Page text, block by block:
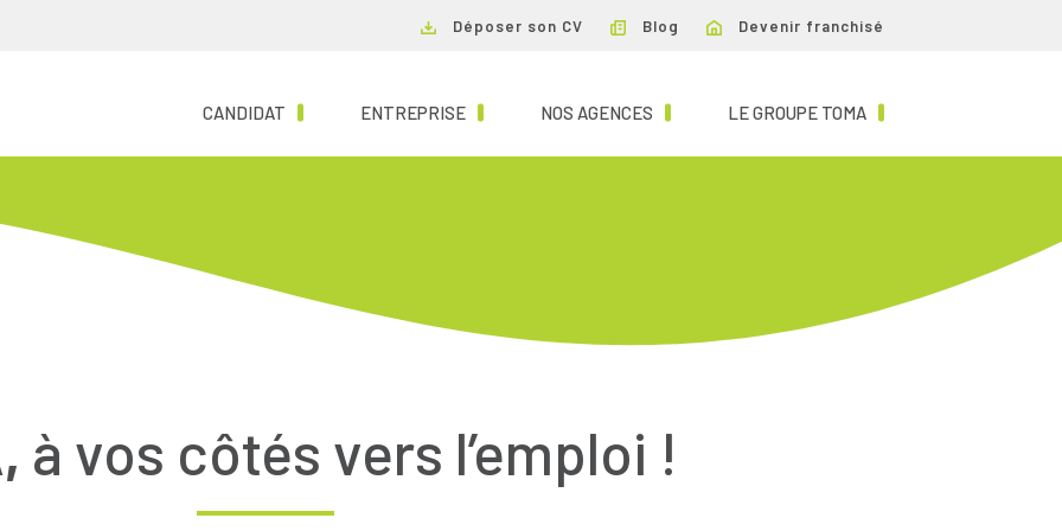
Déposer son CV Blog Devenir franchisé
CANDIDAT (CURRENT)ENTREPRISE(CURRENT)NOS AGENCES (CURRENT)LE GROUPE TOMA (CURRENT)
à vos côtés vers l’emploi !